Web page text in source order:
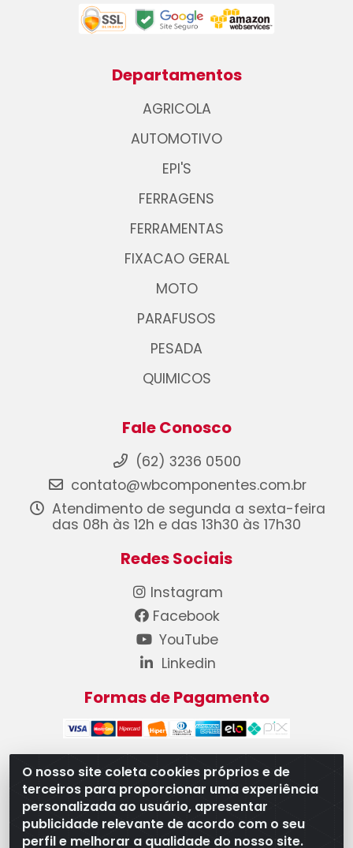
O nosso site coleta cookies próprios e de
terceiros para proporcionar uma experiência
personalizada ao usuário, apresentar
publicidade relevante de acordo com o seu
perfil e melhorar a qualidade do nosso site.
Departamentos
AGRICOLA
AUTOMOTIVO
EPI'S
FERRAGENS
FERRAMENTAS
FIXACAO GERAL
MOTO
PARAFUSOS
PESADA
QUIMICOS
Fale Conosco
(62) 3236 0500
contato@wbcomponentes.com.br
Atendimento de segunda a sexta-feira
das 08h às 12h e das 13h30 às 17h30
Redes Sociais
Instagram
Facebook
YouTube
Linkedin
Formas de Pagamento
WB Componentes Automotivos LTDA - CNPJ
08.528.393/0001-12 - Rua do Níquel, 667 - Parque
Oeste Industrial, Goiânia/GO - CEP 74375-660